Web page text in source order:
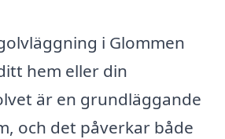
i Glommen
hem eller din
är en grundläggande
och det påverkar både